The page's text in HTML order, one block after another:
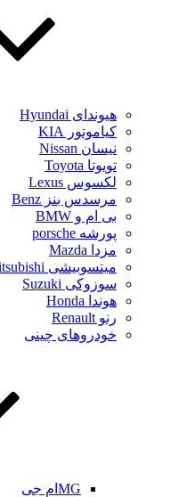
هیوندای Hyundai
کیاموتور KIA
نیسان Nissan
تویوتا Toyota
لکسوس Lexus
مرسدس بنز Benz
بی ام و BMW
پورشه porsche
مزدا Mazda
میتسوبیشی Mitsubishi
سوزوکی Suzuki
هوندا Honda
رنو Renault
خودروهای چینی
MGام جی